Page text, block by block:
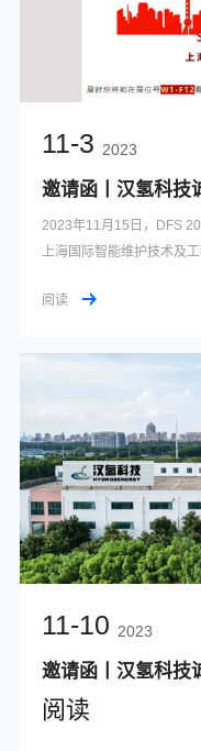
11-3 2023
2023年11月15日，DFS
上海国际智能维护技术及
邀参展，正在火热筹备展会
阅读
11-10 2023
阅读